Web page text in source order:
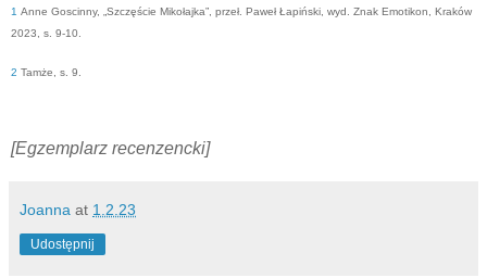
1 Anne Goscinny, „Szczęście Mikołajka”, przeł. Paweł Łapiński, wyd. Znak Emotikon, Kraków
2023, s. 9-10.
2 Tamże, s. 9.
[Egzemplarz recenzencki]
Joanna at 1.2.23
Udostępnij